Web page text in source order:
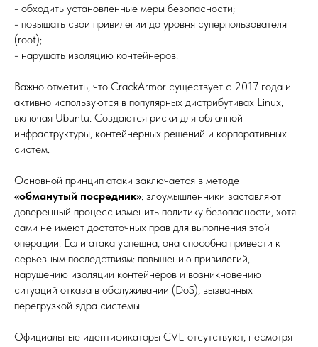
- обходить установленные меры безопасности;
- повышать свои привилегии до уровня суперпользователя
(root);
- нарушать изоляцию контейнеров.
Важно отметить, что CrackArmor существует с 2017 года и
активно используются в популярных дистрибутивах Linux,
включая Ubuntu. Создаются риски для облачной
инфраструктуры, контейнерных решений и корпоративных
систем.
Основной принцип атаки заключается в методе
«обманутый посредник»: злоумышленники заставляют
доверенный процесс изменить политику безопасности, хотя
сами не имеют достаточных прав для выполнения этой
операции. Если атака успешна, она способна привести к
серьезным последствиям: повышению привилегий,
нарушению изоляции контейнеров и возникновению
ситуаций отказа в обслуживании (DoS), вызванных
перегрузкой ядра системы.
Официальные идентификаторы CVE отсутствуют, несмотря